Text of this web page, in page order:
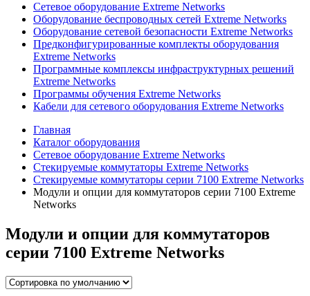
Сетевое оборудование Extreme Networks
Оборудование беспроводных сетей Extreme Networks
Оборудование сетевой безопасности Extreme Networks
Предконфигурированные комплекты оборудования
Extreme Networks
Программные комплексы инфраструктурных решений
Extreme Networks
Программы обучения Extreme Networks
Кабели для сетевого оборудования Extreme Networks
Главная
Каталог оборудования
Сетевое оборудование Extreme Networks
Стекируемые коммутаторы Extreme Networks
Стекируемые коммутаторы серии 7100 Extreme Networks
Модули и опции для коммутаторов серии 7100 Extreme
Networks
Модули и опции для коммутаторов
серии 7100 Extreme Networks